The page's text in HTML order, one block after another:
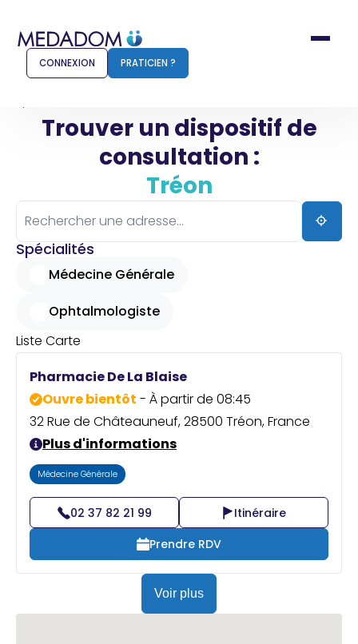
Comment ça marche ?
Pharmacien
Connexion
Praticien ?
CONNEXION PRATICIEN ?
Trouver un dispositif de
consultation :
Tréon
Spécialités
Médecine Générale
Ophtalmologiste
Liste Carte
Pharmacie De La Blaise
Ouvre bientôt - À partir de 08:45
32 Rue de Châteauneuf, 28500 Tréon, France
Plus d'informations
Médecine Générale
02 37 82 21 99
Itinéraire
Prendre RDV
Voir plus